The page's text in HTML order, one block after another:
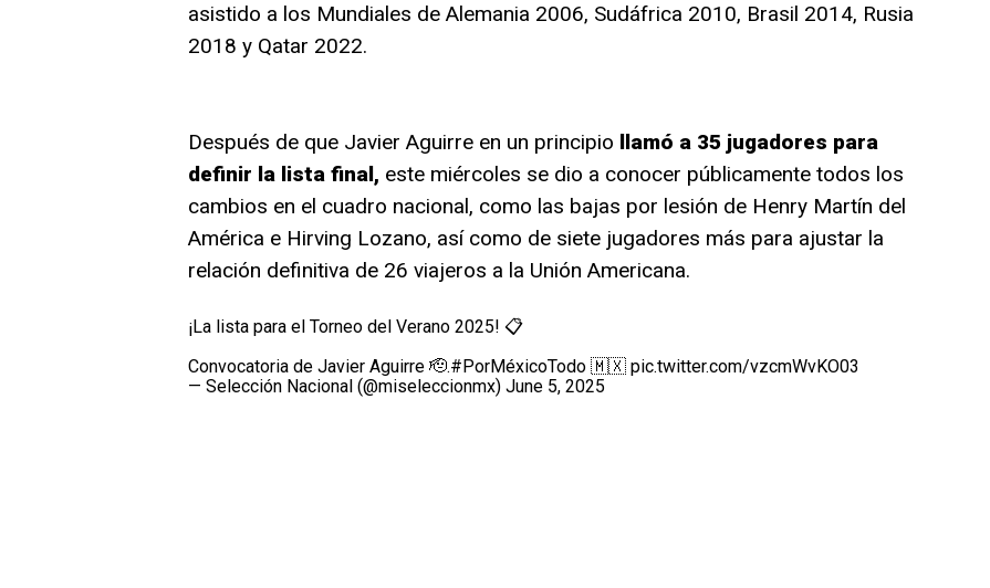
asistido a los Mundiales de Alemania 2006, Sudáfrica 2010, Brasil 2014, Rusia
2018 y Qatar 2022.
Después de que Javier Aguirre en un principio llamó a 35 jugadores para
definir la lista final, este miércoles se dio a conocer públicamente todos los
cambios en el cuadro nacional, como las bajas por lesión de Henry Martín del
América e Hirving Lozano, así como de siete jugadores más para ajustar la
relación definitiva de 26 viajeros a la Unión Americana.
¡La lista para el Torneo del Verano 2025! 📋
Convocatoria de Javier Aguirre 🫡.#PorMéxicoTodo🇲🇽 pic.twitter.com/vzcmWvKO03
— Selección Nacional (@miseleccionmx) June 5, 2025